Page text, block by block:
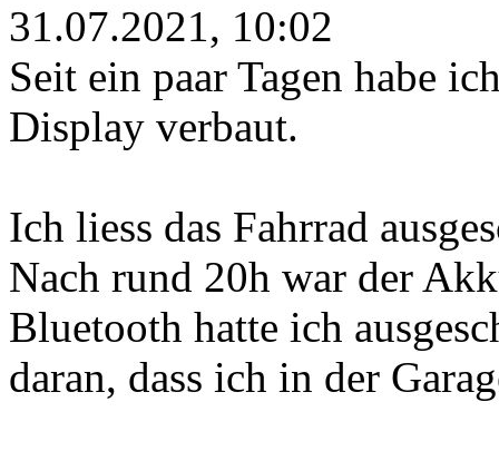
31.07.2021, 10:02
Seit ein paar Tagen habe
Display verbaut.
Ich liess das Fahrrad
Nach rund 20h war der
Bluetooth hatte ich
daran, dass ich in der